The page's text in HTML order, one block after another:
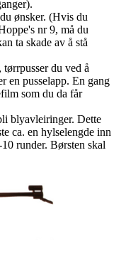
ønsker. (Hvis du
nr 9, må du
ta skade av å stå
du ved å
en pusselapp. En gang
som du da får
blyavleiringer. Dette
ca. en hylselengde inn
runder. Børsten skal